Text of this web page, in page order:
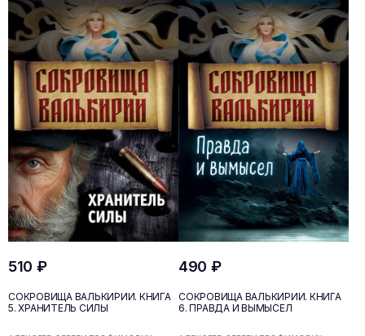
510 ₽
СОКРОВИЩА ВАЛЬКИРИИ. КНИГА
5. ХРАНИТЕЛЬ СИЛЫ
490 ₽
СОКРОВИЩА ВАЛЬКИРИИ. КНИГА
6. ПРАВДА И ВЫМЫСЕЛ